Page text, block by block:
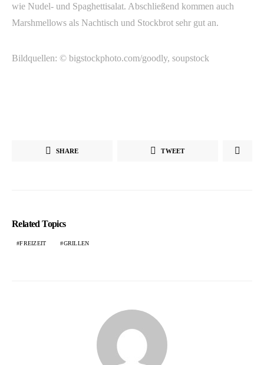
wie Nudel- und Spaghettisalat. Abschließend kommen auch
Marshmellows als Nachtisch und Stockbrot sehr gut an.
Bildquellen: © bigstockphoto.com/goodly, soupstock
SHARE TWEET
Related Topics
FREIZEIT GRILLEN